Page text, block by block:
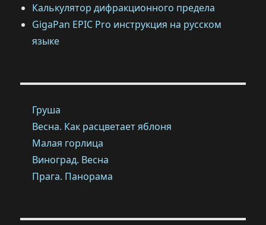
Калькулятор дифракционного предела
GigaPan EPIC Pro инструкция на русском
языке
Груша
Весна. Как расцветает яблоня
Малая горлица
Виноград. Весна
Прага. Панорама